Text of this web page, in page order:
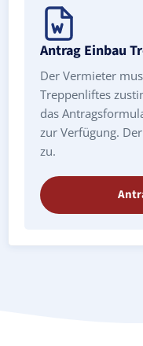
Antrag Einbau
Der Vermieter
Treppenliftes
das
zur Verfügung.
zu.